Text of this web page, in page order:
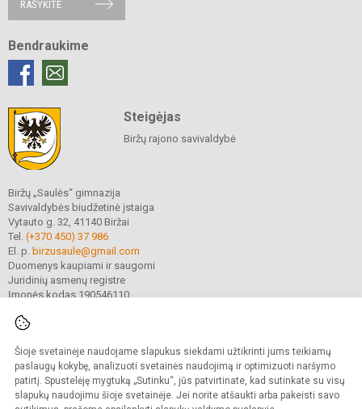
Šioje svetainėje naudojame slapukus siekdami užtikrinti jums teikiamų
paslaugų kokybę, analizuoti svetainės naudojimą ir optimizuoti naršymo
patirtį. Spustelėję mygtuką „Sutinku“, jūs patvirtinate, kad sutinkate su visų
slapukų naudojimu šioje svetainėje. Jei norite atšaukti arba pakeisti savo
RAŠYKITE
Bendraukime
Steigėjas
Biržų rajono savivaldybė
Biržų „Saulės“ gimnazija
Savivaldybės biudžetinė įstaiga
Vytauto g. 32, 41140 Biržai
Tel. (+370 450) 37 986
El. p. birzusaule@gmail.com
Duomenys kaupiami ir saugomi
Juridinių asmenų registre
Įmonės kodas 190546110
© 2021. Biržų „Saulės“ gimnazija. Visos teisės saugomos.
Kopijuoti turinį be raštiško gimnazijos sutikimo griežtai draudžiama.
Prieinamumo paraiška Slapukų valdymas